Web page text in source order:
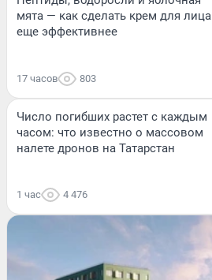
мята — как сделать крем для лица
еще эффективнее
17 часов 803
Число погибших растет с каждым
часом: что известно о массовом
налете дронов на Татарстан
1 час 4 476